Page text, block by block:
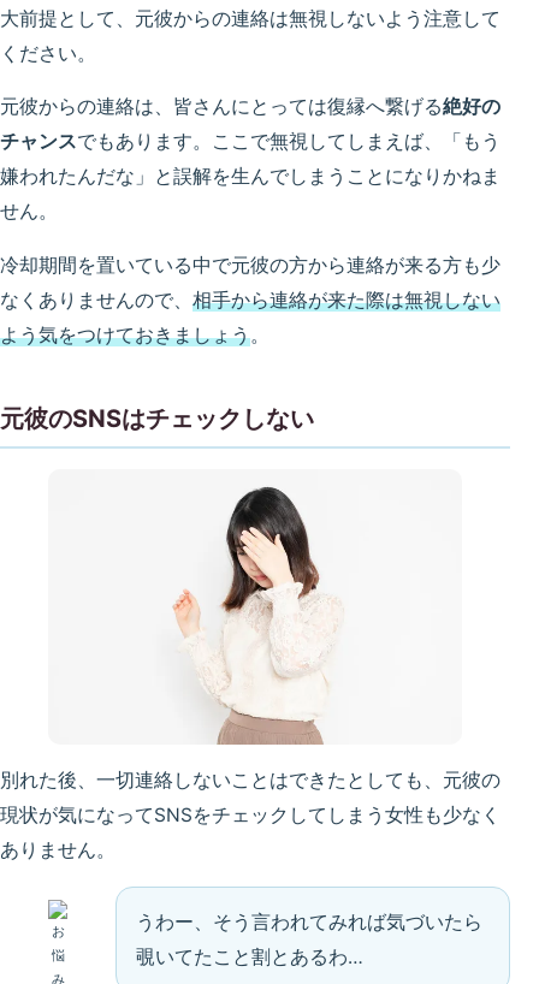
大前提として、元彼からの連絡は無視しないよう注意して
ください。
元彼からの連絡は、皆さんにとっては復縁へ繋げる絶好の
チャンスでもあります。ここで無視してしまえば、「もう
嫌われたんだな」と誤解を生んでしまうことになりかねま
せん。
冷却期間を置いている中で元彼の方から連絡が来る方も少
なくありませんので、 相手から連絡が来た際は無視しない
よう気をつけておきましょう。
元彼のSNSはチェックしない
別れた後、一切連絡しないことはできたとしても、元彼の
現状が気になってSNSをチェックしてしまう女性も少なく
ありません。
うわー、そう言われてみれば気づいたら
覗いてたこと割とあるわ…